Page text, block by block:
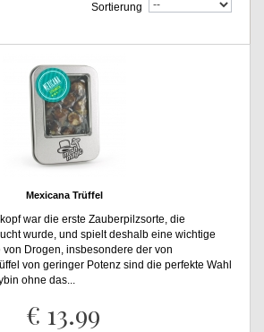
Sortierung
Mexicana Trüffel
war die erste Zauberpilzsorte, die
wurde, und spielt deshalb eine wichtige
von Drogen, insbesondere der von
von geringer Potenz sind die perfekte Wahl
ohne das...
€ 13.99